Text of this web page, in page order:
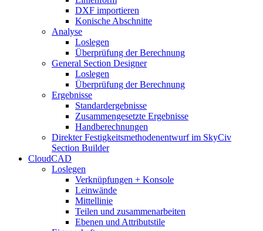
DXF importieren
Konische Abschnitte
Analyse
Loslegen
Überprüfung der Berechnung
General Section Designer
Loslegen
Überprüfung der Berechnung
Ergebnisse
Standardergebnisse
Zusammengesetzte Ergebnisse
Handberechnungen
Direkter Festigkeitsmethodenentwurf im SkyCiv
Section Builder
CloudCAD
Loslegen
Verknüpfungen + Konsole
Leinwände
Mittellinie
Teilen und zusammenarbeiten
Ebenen und Attributstile